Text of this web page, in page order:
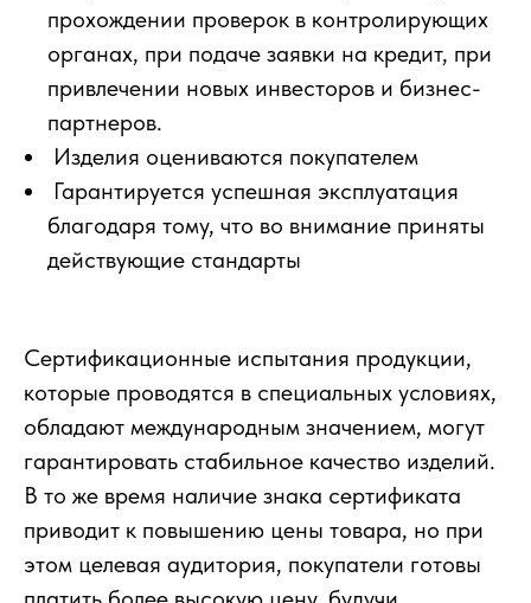
прохождении проверок в контролирующих
органах, при подаче заявки на кредит, при
привлечении новых инвесторов и бизнес-
партнеров.
Изделия оцениваются покупателем
Гарантируется успешная эксплуатация
благодаря тому, что во внимание приняты
действующие стандарты
Сертификационные испытания продукции,
которые проводятся в специальных условиях,
обладают международным значением, могут
гарантировать стабильное качество изделий.
В то же время наличие знака сертификата
приводит к повышению цены товара, но при
этом целевая аудитория, покупатели готовы